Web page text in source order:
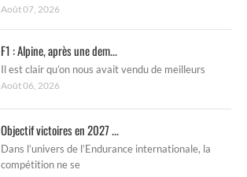
Août 07, 2026
F1 : Alpine, après une dem...
Il est clair qu’on nous avait vendu de meilleurs
Août 06, 2026
Objectif victoires en 2027 ...
Dans l’univers de l’Endurance internationale, la
compétition ne se